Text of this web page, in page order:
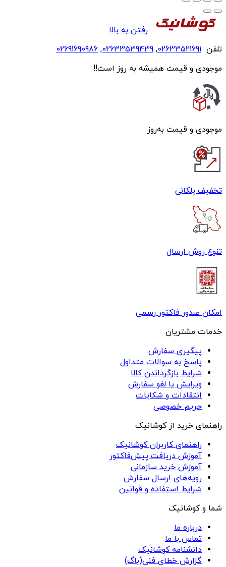
رفتن به بالا
تلفن 02633521691
,
02633539439
,
02691690986
موجودی و قیمت همیشه به روز است!!
موجودی و قیمت به‌روز
تخفیف پلکانی
تنوع روش ارسال
امکان صدور فاکتور رسمی
خدمات مشتریان
پیگیری سفارش
پاسخ به سوالات متداول
شرایط بازگرداندن کالا
ویرایش یا لغو سفارش
انتقادات و شکایات
حریم خصوصی
راهنمای خرید از کوشانیک
راهنمای کاربران کوشانیک
آموزش دریافت پیش‌فاکتور
آموزش خرید سازمانی
رویه‌های ارسال سفارش
شرایط استفاده و قوانین
شما و کوشانیک
درباره ما
تماس با ما
دانشنامه کوشانیک
گزارش خطای فنی(باگ)